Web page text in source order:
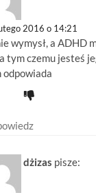
2016 o 14:21
wymysł, a ADHD
tym czemu jesteś
odpowiada
dżizas pisze: